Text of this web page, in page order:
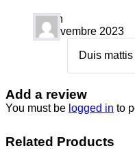
admin
22 novembre 2023
Duis
Add a review
You must be logged in to
Related Products